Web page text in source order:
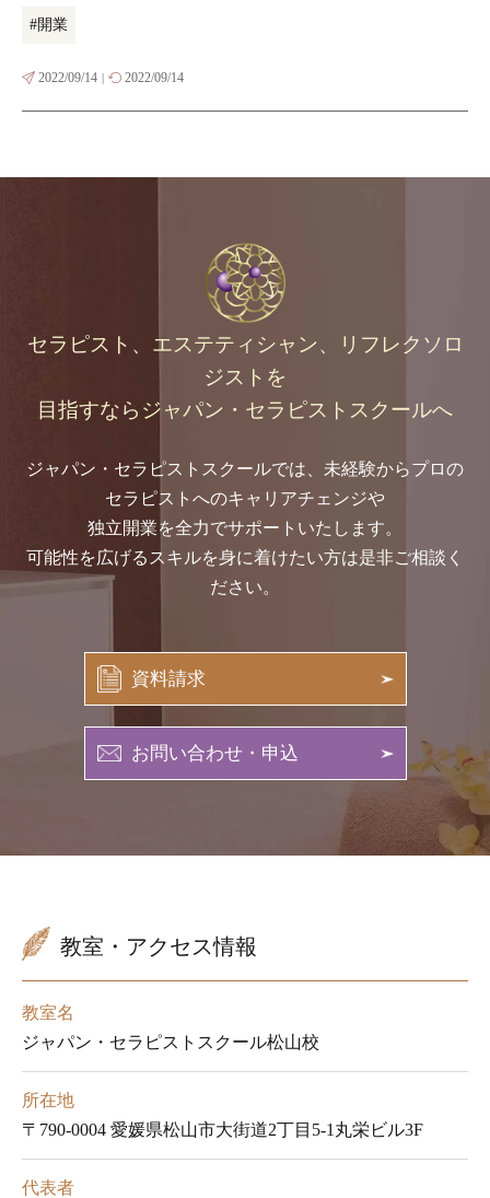
#開業
2022/09/14 | 2022/09/14
セラピスト、エステティシャン、リフレクソロ
ジストを
目指すなら ジャパン・セラピストスクールへ
ジャパン・セラピストスクールでは、未経験からプロの
セラピストへのキャリアチェンジや
独立開業を全力でサポートいたします。
可能性を広げるスキルを身に着けたい方は是非ご相談く
ださい。
資料請求
お問い合わせ・申込
教室・アクセス情報
教室名
ジャパン・セラピストスクール松山校
所在地
〒790-0004 愛媛県松山市大街道2丁目5-1丸栄ビル3F
代表者